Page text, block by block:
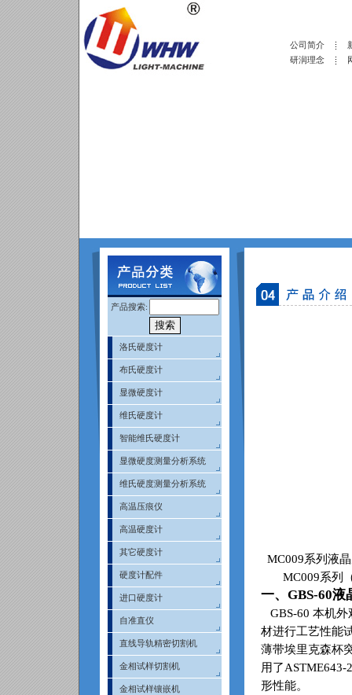
公司简介
研润理念
产品搜索:
洛氏硬度计
布氏硬度计
显微硬度计
维氏硬度计
智能维氏硬度计
显微硬度测量分析系统
维氏硬度测量分析系统
高温压痕仪
高温硬度计
其它硬度计
硬度计配件
进口硬度计
自准直仪
直线导轨精密切割机
金相试样切割机
金相试样镶嵌机
MC009系列液
MC009系列
一、 GBS-60液
GBS-60 本机外
材进行工艺性能
薄带埃里克森杯
用了ASTME643-
形性能。